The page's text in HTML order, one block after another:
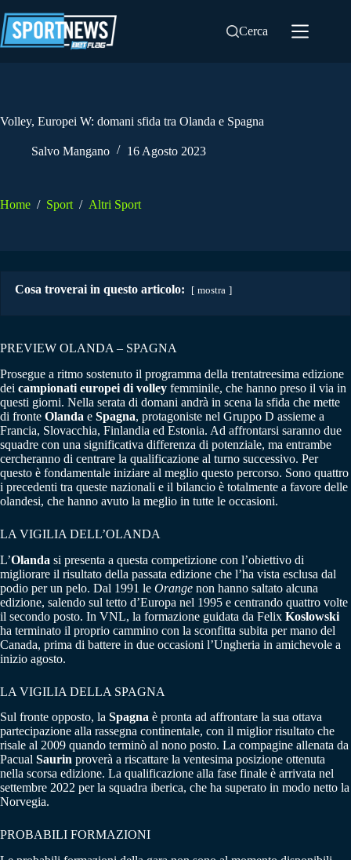
al
contenuto
Cerca
Volley, Europei W: domani sfida tra Olanda e Spagna
Salvo Mangano 16 Agosto 2023
Home / Sport / Altri Sport
Cosa troverai in questo articolo: mostra
PREVIEW OLANDA – SPAGNA
Prosegue a ritmo sostenuto il programma della trentatreesima edizione
dei campionati europei di volley femminile, che hanno preso il via in
questi giorni. Nella serata di domani andrà in scena la sfida che mette
di fronte Olanda e Spagna, protagoniste nel Gruppo D assieme a
Francia, Slovacchia, Finlandia ed Estonia. Ad affrontarsi saranno due
squadre con una significativa differenza di potenziale, ma entrambe
cercheranno di centrare la qualificazione al turno successivo. Per
questo è fondamentale iniziare al meglio questo percorso. Sono quattro
i precedenti tra queste nazionali e il bilancio è totalmente a favore delle
olandesi, che hanno avuto la meglio in tutte le occasioni.
LA VIGILIA DELL’OLANDA
L’Olanda si presenta a questa competizione con l’obiettivo di
migliorare il risultato della passata edizione che l’ha vista esclusa dal
podio per un pelo. Dal 1991 le Orange non hanno saltato alcuna
edizione, salendo sul tetto d’Europa nel 1995 e centrando quattro volte
il secondo posto. In VNL, la formazione guidata da Felix Koslowski
ha terminato il proprio cammino con la sconfitta subita per mano del
Canada, prima di battere in due occasioni l’Ungheria in amichevole a
inizio agosto.
LA VIGILIA DELLA SPAGNA
Sul fronte opposto, la Spagna è pronta ad affrontare la sua ottava
partecipazione alla rassegna continentale, con il miglior risultato che
risale al 2009 quando terminò al nono posto. La compagine allenata da
Pacual Saurin proverà a riscattare la ventesima posizione ottenuta
nella scorsa edizione. La qualificazione alla fase finale è arrivata nel
settembre 2022 per la squadra iberica, che ha superato in modo netto la
Norvegia.
PROBABILI FORMAZIONI